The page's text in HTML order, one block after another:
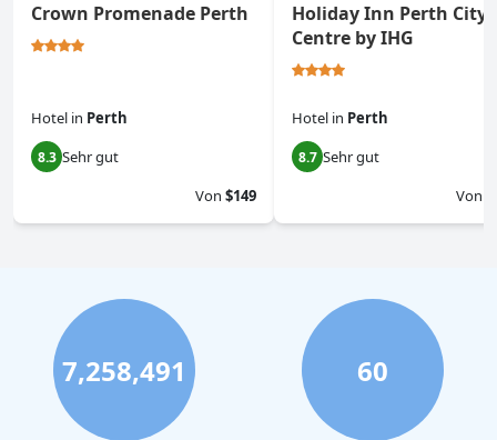
Crown Promenade Perth
Hotel in Perth
8.3 Sehr gut
Von $149
Holiday Inn Perth City
Centre by IHG
Hotel in Perth
8.7 Sehr gut
Von
7,258,491 60